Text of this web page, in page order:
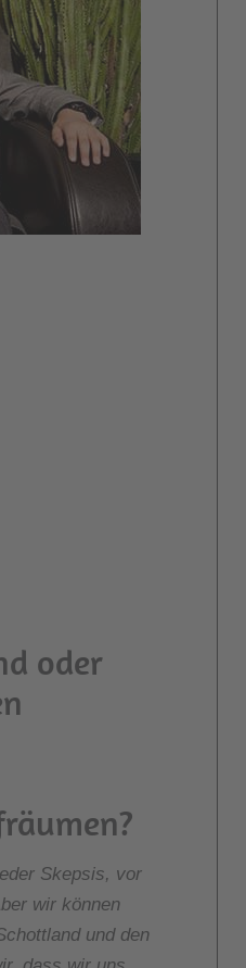
Skepsis, vor
wir können
und den